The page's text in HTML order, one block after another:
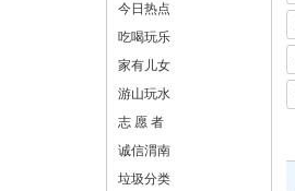
今日热点
吃喝玩乐
家有儿女
游山玩水
志 愿 者
诚信渭南
垃圾分类